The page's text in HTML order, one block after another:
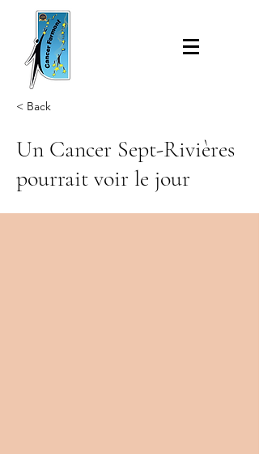
< Back
Un Cancer Sept-Rivières
pourrait voir le jour